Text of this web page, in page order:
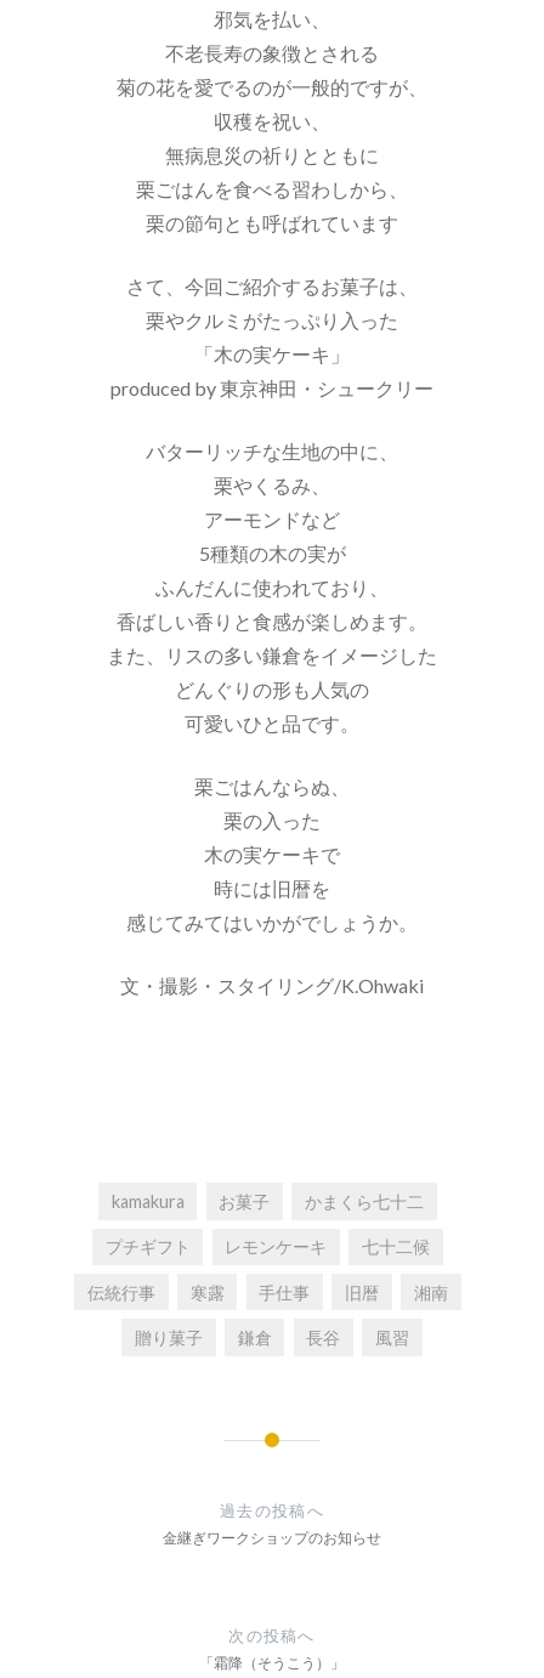
邪気を払い、
不老長寿の象徴とされる
菊の花を愛でるのが一般的ですが、
収穫を祝い、
無病息災の祈りとともに
栗ごはんを食べる習わしから、
栗の節句とも呼ばれています
さて、今回ご紹介するお菓子は、
栗やクルミがたっぷり入った
「木の実ケーキ」
produced by 東京神田・シュークリー
バターリッチな生地の中に、
栗やくるみ、
アーモンドなど
5種類の木の実が
ふんだんに使われており、
香ばしい香りと食感が楽しめます。
また、リスの多い鎌倉をイメージした
どんぐりの形も人気の
可愛いひと品です。
栗ごはんならぬ、
栗の入った
木の実ケーキで
時には旧暦を
感じてみてはいかがでしょうか。
文・撮影・スタイリング/K.Ohwaki
kamakura お菓子 かまくら七十二
プチギフト レモンケーキ 七十二候
伝統行事 寒露 手仕事 旧暦 湘南
贈り菓子 鎌倉 長谷 風習
過去の投稿へ
金継ぎワークショップのお知らせ
次の投稿へ
「霜降（そうこう）」